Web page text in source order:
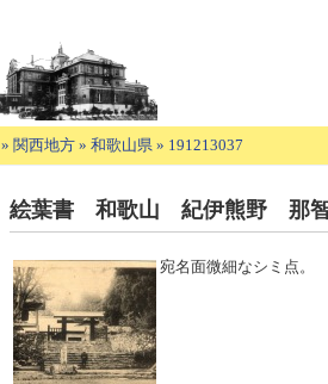
» 関西地方 » 和歌山県 » 191213037
品
の
明】
絵葉書 和歌山 紀伊熊野 那
宛名面微細なシミ点。